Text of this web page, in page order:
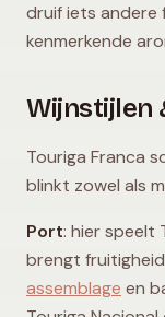
druif iets andere
kenmerkende
Wijnstijlen
Touriga Franca
blinkt zowel als
Port: hier speelt
brengt
assemblage en